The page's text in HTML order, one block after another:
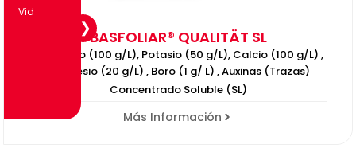
Vid
BASFOLIAR® QUALITÄT SL
Nitrógeno (100 g/L), Potasio (50 g/L), Calcio (100 g/L) ,
Magnesio (20 g/L) , Boro (1 g/ L) , Auxinas (Trazas)
Concentrado Soluble (SL)
Más Información